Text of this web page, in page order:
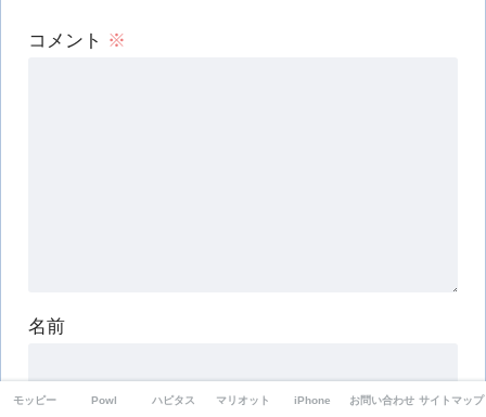
コメント ※
名前
モッピー Powl ハピタス マリオット iPhone お問い合わせ サイトマップ